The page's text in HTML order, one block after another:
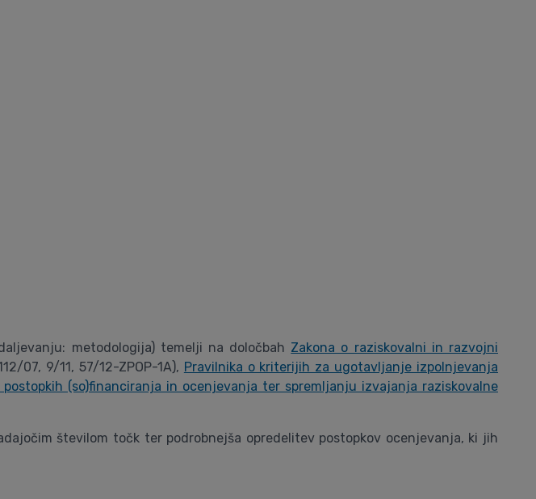
metodologija) temelji na določbah Zakona o raziskovalni in razvojni
07, 9/11, 57/12-ZPOP-1A), Pravilnika o kriterijih za ugotavljanje izpolnjevanja
postopkih (so)financiranja in ocenjevanja ter spremljanju izvajanja raziskovalne
številom točk ter podrobnejša opredelitev postopkov ocenjevanja, ki jih